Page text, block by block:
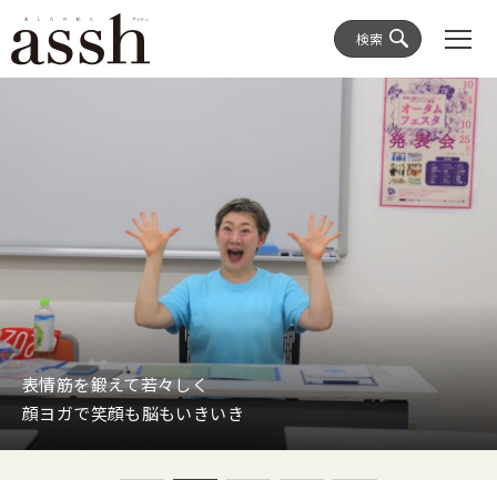
検索
表情筋を鍛えて若々しく
顔ヨガで笑顔も脳もいきいき